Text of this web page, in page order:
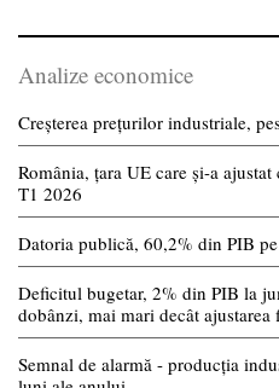
Analize economice
Creșterea prețurilor industriale,
România, țara UE care și-a
T1 2026
Datoria publică, 60,2% din PIB
Deficitul bugetar, 2% din PIB la
dobânzi, mai mari decât ajustarea
Semnal de alarmă - producția